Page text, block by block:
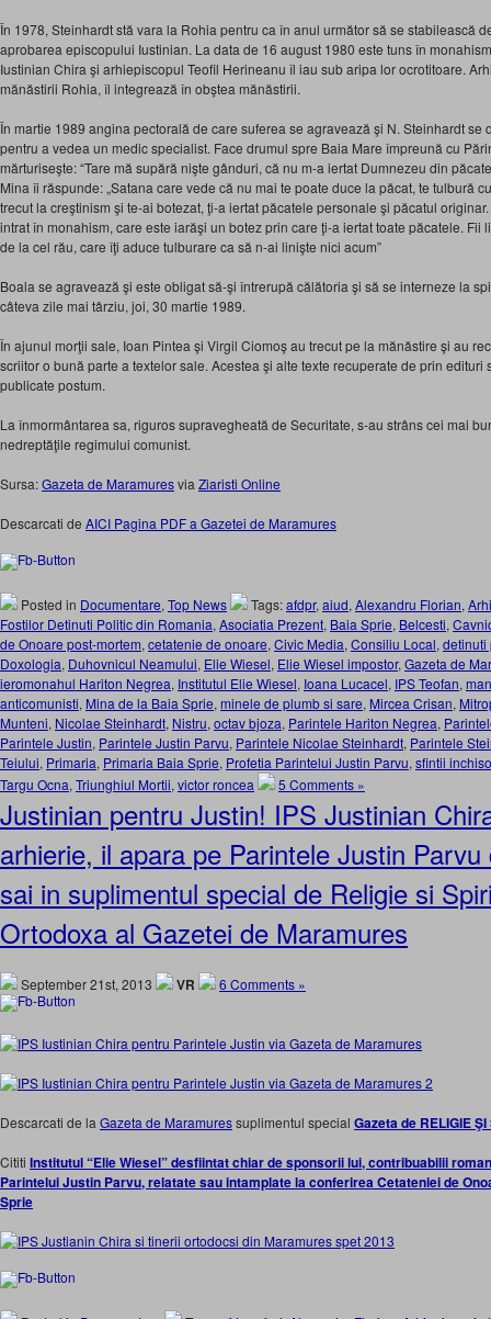
În 1978, Steinhardt stă vara la Rohia pentru ca în anul următor să se stabilească
aprobarea episcopului Iustinian. La data de 16 august 1980 este tuns în
Iustinian Chira şi arhiepiscopul Teofil Herineanu îl iau sub aripa lor ocrotitoare.
mănăstirii Rohia, îl integrează în obştea mănăstirii.
În martie 1989 angina pectorală de care suferea se agravează şi N. Steinhardt se
pentru a vedea un medic specialist. Face drumul spre Baia Mare împreună cu
mărturiseşte: “Tare mă supără nişte gânduri, că nu m-a iertat Dumnezeu din
Mina îi răspunde: „Satana care vede că nu mai te poate duce la păcat, te tulbură
trecut la creştinism şi te-ai botezat, ţi-a iertat păcatele personale şi păcatul
intrat în monahism, care este iarăşi un botez prin care ţi-a iertat toate păcatele. Fii
de la cel rău, care îţi aduce tulburare ca să n-ai linişte nici acum”
Boala se agravează şi este obligat să-şi întrerupă călătoria şi să se interneze la
câteva zile mai târziu, joi, 30 martie 1989.
În ajunul morţii sale, Ioan Pintea şi Virgil Ciomoş au trecut pe la mănăstire şi au
scriitor o bună parte a textelor sale. Acestea şi alte texte recuperate de prin edituri
publicate postum.
La înmormântarea sa, riguros supravegheată de Securitate, s-au strâns cei mai
nedreptăţile regimului comunist.
Sursa:Gazeta de Maramuresvia Ziaristi Online
Descarcati de AICI Pagina PDF a Gazetei de Maramures
Posted in Documentare, Top News Tags:afdpr, aiud, Alexandru Florian,
Fostilor Detinuti Politic din Romania, Asociatia Prezent, Baia Sprie, Belcesti,
de Onoare post-mortem, cetatenie de onoare, Civic Media, Consiliu Local, detinuti
Doxologia, Duhovnicul Neamului, Elie Wiesel, Elie Wiesel impostor, Gazeta de
ieromonahul Hariton Negrea, Institutul Elie Wiesel, Ioana Lucacel, IPS Teofan,
anticomunisti, Mina de la Baia Sprie, minele de plumb si sare, Mircea Crisan,
Munteni, Nicolae Steinhardt, Nistru, octav bjoza, Parintele Hariton Negrea,
Parintele Justin, Parintele Justin Parvu, Parintele Nicolae Steinhardt, Parintele
Teiului, Primaria, Primaria Baia Sprie, Profetia Parintelui Justin Parvu, sfintii
Targu Ocna, Triunghiul Mortii, victor roncea 5 Comments »
Justinian pentru Justin! IPS Justinian
arhierie, il apara pe Parintele Justin
sai in suplimentul special de Religie si
Ortodoxa al Gazetei de Maramures
September 21st, 2013 VR 6 Comments »
Descarcati de la Gazeta de Maramuressuplimentul special Gazeta de RELIGIE
Cititi Institutul “Elie Wiesel” desfiintat chiar de sponsorii lui, contribuabilii
Parintelui Justin Parvu, relatate sau intamplate la conferirea Cetateniei de
Sprie